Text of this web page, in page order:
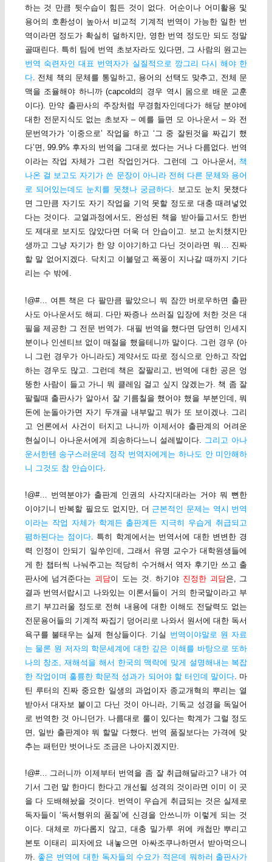
하는 것 만큼 뒷수습이 힘든 것이 없다. 어순이나 어미활용 및
용어의 호환성이 높아서 비교적 기계적 번역이 가능한 일한 번
역이라면 정도가 확실히 덜하지만, 영한 번역 정도만 되도 정말
골때린다. 특히 팀에 번역 초보자라도 있다면, 그 사람의 원고는
번역 숙련자인 대표 번역자가 실질적으로 깡그리 다시 해야 한
다. 전체 책의 문체를 통일하고, 용어의 선택도 맞추고, 전체 문
맥을 조율해야 하니까 (capcold의 경우 역시 몸으로 배운 교훈
이다). 만약 출판사의 주장처럼 무경험자인데다가 해당 분야에
대한 전문지식도 없는 초보자 – 예를 들면 모 아나운서 – 와 전
문번역가가 ‘이중으로’ 작업을 하고 ‘그 중 잘된것을 짜깁기 했
다’면, 99.9% 후자의 번역을 그대로 썼다는 거나 다름없다. 번역
이라는 작업 자체가 그런 작업인거다. 그런데 그 아나운서, 책
나온 걸 보고도 자기가 쓴 문장이 아니라 전혀 다른 문체와 용어
로 되어있는데도 눈치를 못챘나 궁금하다. 보고도 눈치 못챘다
면 그만큼 자기도 자기 작업을 기억 못할 정도로 대충 때려넣었
다는 것이다. 교열과정에서도, 완성된 책을 받아들고서도 한번
도 제대로 보지도 않았다면 더욱 더 안습이고. 보고 눈치챘지만
생까고 그냥 자기가 한 양 이야기하고 다닌 것이라면 뭐… 진짜
할 말 없어지겠다. 닥치고 이불덮고 폭풍이 지나갈 때까지 기다
리는 수 밖에.
!@#… 여튼 책은 다 팔만큼 팔았으니 뭐 잠깐 버로우하면 출판
사도 아나운서도 해피. 다만 짜증나 쓰러질 입장에 처한 것은 대
필을 제공한 그 전문 번역가. 대필 번역을 했다면 당연히 인세지
분이나 인센티브 없이 매절을 했을테니까 말이다. 그런 경우 (아
니 그런 경우가 아니라도) 계약서도 따로 정식으로 안하고 작업
하는 경우도 많고. 그런데 책은 잘팔리고, 번역에 대한 공은 엉
뚱한 사람이 들고 가니 뭐 클레임 걸고 싶지 않겠는가. 책 좀 잘
팔릴때 출판사가 알아서 잘 기름칠을 했어야 했을 부분인데, 뭐
돈에 눈돌아가면 자기 두개골 내부말고 뭐가 또 보이겠나. 그리
고 언론에서 사건이 터지고 나니까 이제서야 출판계의 어려운
현실이니 아나운서에게 죄송하다느니 설레발이다.
그리고 아나
운서한텐 송구스러운데 정작 번역자에게는 하나도 안 미안해하
니 그것도 참 안습이다.
!@#… 번역분야가 출판계 인권의 사각지대라는 거야 뭐 뻔한
이야기니 반복할 필요도 없지만, 더 근본적인 문제는 역시 번역
이라는 작업 자체가 학계든 출판계든 지극히 우습게 취급되고
폄하된다는 점이다 . 특히 학계에서는 번역서에 대한 변변한 경
력 인정이 안되기 일쑤인데, 그래서 유명 교수가 대학원생들에
게 한 챕터씩 나눠주고는 적당히 수거해서 역자 후기만 쓰고 출
판사에 넘겨준다는 괴담이 도는 것. 하기야 진정한 괴담은, 그
결과 번역서랍시고 나와있는 이론서들이 거의 한국말이라고 부
르기 부끄러울 정도로 전혀 내용에 대한 이해도 전달력도 없는
전문용어들의 기계적 짜집기 덩어리로 나와서 원서에 대한 독서
욕구를 불태우는 실제 현상들이다. 기실 번역이야말로 원 자료
는 물론 원 저자의 학문세계에 대한 깊은 이해를 바탕으로 또하
나의 창조, 재해석을 해서 한국의 맥락에 맞게 설명해내는 복잡
한 작업이며 훌륭한 학문적 성과가 되어야 할 터인데 말이다 . 마
틴 루터의 진짜 중요한 일생의 과업이자 종교개혁의 뿌리는 열
받아서 대자보 붙이고 다닌 것이 아니라, 기독교 성경을 독일어
로 번역한 것 아니던가. 나름대로 룰이 있다는 학계가 그럴 정도
면, 일반 출판계야 뭐 할말 다했다. 번역 품질보다는 가격에 맞
추는 패턴만 벗어나도 조금은 나아지겠지만.
!@#… 그러니까 이제부터 번역을 좀 잘 취급해달라고? 내가 여
기서 그런 말 한마디 한다고 개선될 성격의 것이라면 이미 이 곳
을 다 도배해놨을 것이다. 번역이 우습게 취급되는 것은 실제로
독자들이 ‘독서행위의 품질’에 신경을 안쓰니까 이렇게 되는 것
이다. 대체로 까다롭지 않고, 대충 밀가루 위에 캐첩만 뿌리고
본토 이태리 피자에요 내놓으면 아싸조쿠나하면서 받아먹으니
까. 좋은 번역에 대한 독자들의 수요가 적은데 뭐하러 출판사가